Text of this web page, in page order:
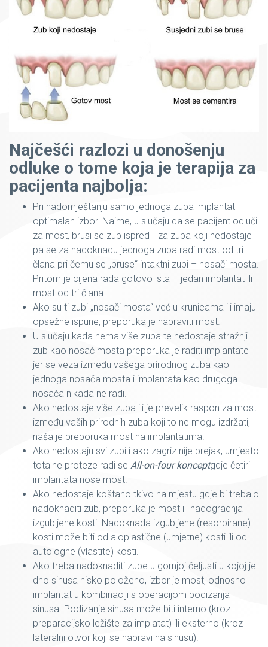
Najčešći razlozi u donošenju
odluke o tome koja je terapija za
pacijenta najbolja:
Pri nadomještanju samo jednoga zuba implantat
optimalan izbor. Naime, u slučaju da se pacijent odluči
za most, brusi se zub ispred i iza zuba koji nedostaje
pa se za nadoknadu jednoga zuba radi most od tri
člana pri čemu se „bruse“ intaktni zubi – nosači mosta.
Pritom je cijena rada gotovo ista – jedan implantat ili
most od tri člana.
Ako su ti zubi „nosači mosta“ već u krunicama ili imaju
opsežne ispune, preporuka je napraviti most.
U slučaju kada nema više zuba te nedostaje stražnji
zub kao nosač mosta preporuka je raditi implantate
jer se veza između vašega prirodnog zuba kao
jednoga nosača mosta i implantata kao drugoga
nosača nikada ne radi.
Ako nedostaje više zuba ili je prevelik raspon za most
između vaših prirodnih zuba koji to ne mogu izdržati,
naša je preporuka most na implantatima.
Ako nedostaju svi zubi i ako zagriz nije prejak, umjesto
totalne proteze radi se All-on-four konceptgdje četiri
implantata nose most.
Ako nedostaje koštano tkivo na mjestu gdje bi trebalo
nadoknaditi zub, preporuka je most ili nadogradnja
izgubljene kosti. Nadoknada izgubljene (resorbirane)
kosti može biti od aloplastične (umjetne) kosti ili od
autologne (vlastite) kosti.
Ako treba nadoknaditi zube u gornjoj čeljusti u kojoj je
dno sinusa nisko položeno, izbor je most, odnosno
implantat u kombinaciji s operacijom podizanja
sinusa. Podizanje sinusa može biti interno (kroz
preparacijsko ležište za implatat) ili eksterno (kroz
lateralni otvor koji se napravi na sinusu).